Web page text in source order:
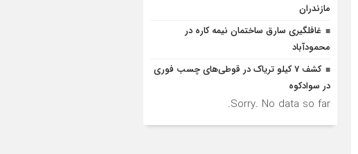
مازندران
غافلگيري سارق ساختمان نيمه کاره در
محمودآباد
کشف 7 کیلو تریاک در قوطی‌‌های چسب فوری
در سوادکوه
Sorry. No data so far.